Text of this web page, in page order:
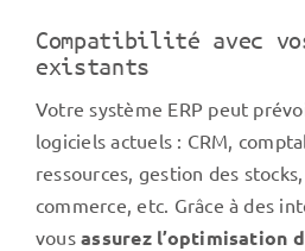
Compatibilité avec
existants
Votre système ERP peut
logiciels actuels : CRM,
ressources, gestion des
commerce, etc. Grâce à des
vousassurez l’optimisation